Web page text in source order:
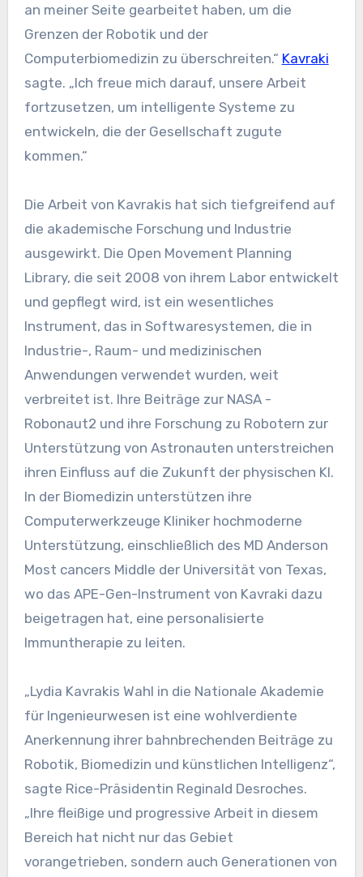
an meiner Seite gearbeitet haben, um die
Grenzen der Robotik und der
Computerbiomedizin zu überschreiten.“ Kavraki
sagte. „Ich freue mich darauf, unsere Arbeit
fortzusetzen, um intelligente Systeme zu
entwickeln, die der Gesellschaft zugute
kommen.“
Die Arbeit von Kavrakis hat sich tiefgreifend auf
die akademische Forschung und Industrie
ausgewirkt. Die Open Movement Planning
Library, die seit 2008 von ihrem Labor entwickelt
und gepflegt wird, ist ein wesentliches
Instrument, das in Softwaresystemen, die in
Industrie-, Raum- und medizinischen
Anwendungen verwendet wurden, weit
verbreitet ist. Ihre Beiträge zur NASA -
Robonaut2 und ihre Forschung zu Robotern zur
Unterstützung von Astronauten unterstreichen
ihren Einfluss auf die Zukunft der physischen KI.
In der Biomedizin unterstützen ihre
Computerwerkzeuge Kliniker hochmoderne
Unterstützung, einschließlich des MD Anderson
Most cancers Middle der Universität von Texas,
wo das APE-Gen-Instrument von Kavraki dazu
beigetragen hat, eine personalisierte
Immuntherapie zu leiten.
„Lydia Kavrakis Wahl in die Nationale Akademie
für Ingenieurwesen ist eine wohlverdiente
Anerkennung ihrer bahnbrechenden Beiträge zu
Robotik, Biomedizin und künstlichen Intelligenz“,
sagte Rice-Präsidentin Reginald Desroches.
„Ihre fleißige und progressive Arbeit in diesem
Bereich hat nicht nur das Gebiet
vorangetrieben, sondern auch Generationen von